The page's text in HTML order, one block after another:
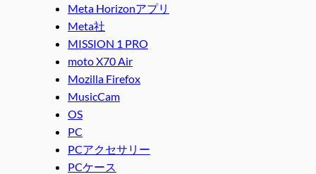
Meta Horizonアプリ
Meta社
MISSION 1 PRO
moto X70 Air
Mozilla Firefox
MusicCam
OS
PC
PCアクセサリー
PCケース